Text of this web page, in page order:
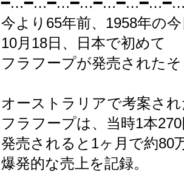
今より65年前、1958年の
10月18日、日本で初めて
フラフープが発売された
オーストラリアで考案さ
フラフープは、当時1本
発売されると1ヶ月で約80
爆発的な売上を記録。